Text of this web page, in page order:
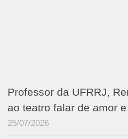
Professor da UFRRJ,
ao teatro falar de amor
25/07/2026